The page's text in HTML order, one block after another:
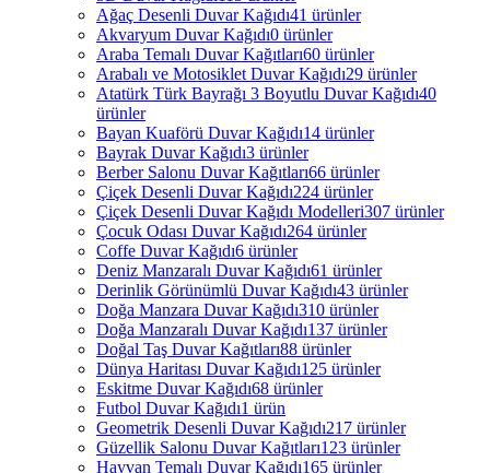
Ağaç Desenli Duvar Kağıdı41 ürünler
Akvaryum Duvar Kağıdı0 ürünler
Araba Temalı Duvar Kağıtları60 ürünler
Arabalı ve Motosiklet Duvar Kağıdı29 ürünler
Atatürk Türk Bayrağı 3 Boyutlu Duvar Kağıdı40
ürünler
Bayan Kuaförü Duvar Kağıdı14 ürünler
Bayrak Duvar Kağıdı3 ürünler
Berber Salonu Duvar Kağıtları66 ürünler
Çiçek Desenli Duvar Kağıdı224 ürünler
Çiçek Desenli Duvar Kağıdı Modelleri307 ürünler
Çocuk Odası Duvar Kağıdı264 ürünler
Coffe Duvar Kağıdı6 ürünler
Deniz Manzaralı Duvar Kağıdı61 ürünler
Derinlik Görünümlü Duvar Kağıdı43 ürünler
Doğa Manzara Duvar Kağıdı310 ürünler
Doğa Manzaralı Duvar Kağıdı137 ürünler
Doğal Taş Duvar Kağıtları88 ürünler
Dünya Haritası Duvar Kağıdı125 ürünler
Eskitme Duvar Kağıdı68 ürünler
Futbol Duvar Kağıdı1 ürün
Geometrik Desenli Duvar Kağıdı217 ürünler
Güzellik Salonu Duvar Kağıtları123 ürünler
Hayvan Temalı Duvar Kağıdı165 ürünler